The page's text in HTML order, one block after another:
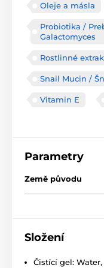
Oleje a másla
Probiotika /
Galactomyces
Rostlinné
Snail Mucin /
Vitamin E
Parametry
Země původu
Složení
Čistící gel: